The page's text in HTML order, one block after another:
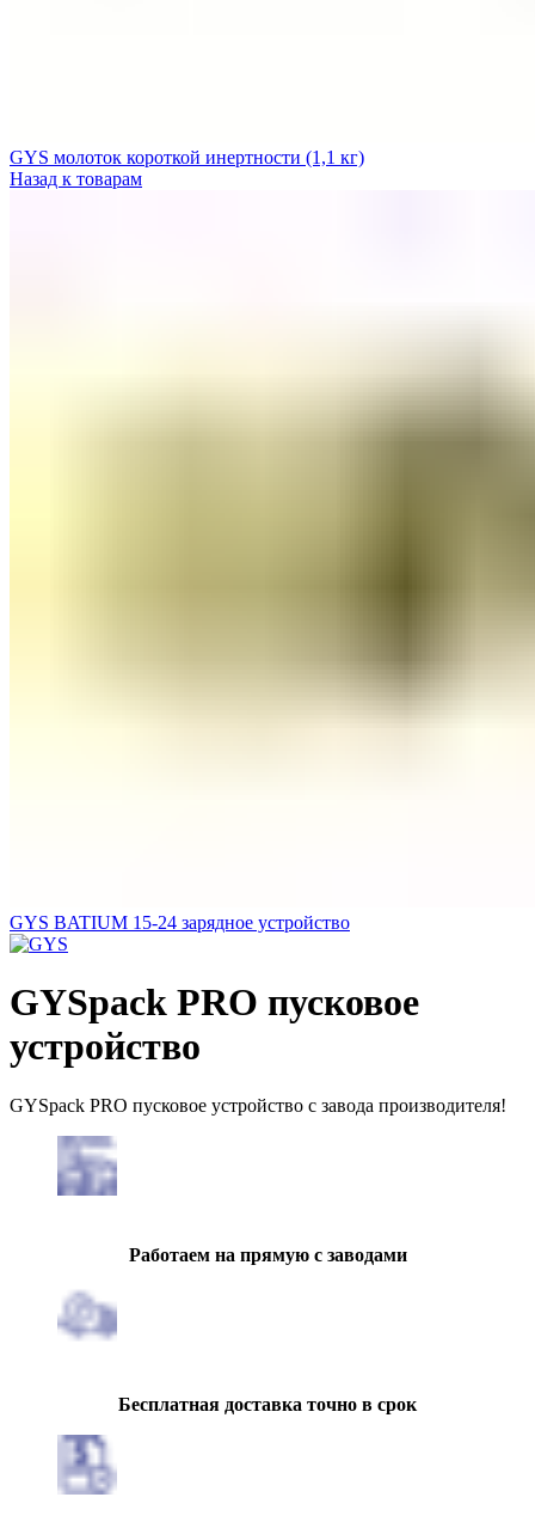
GYS молоток короткой инертности (1,1 кг)
Назад к товарам
GYS BATIUM 15-24 зарядное устройство
GYSpack PRO пусковое
устройство
GYSpack PRO пусковое устройство с завода производителя!
Работаем на прямую с заводами
Бесплатная доставка точно в срок